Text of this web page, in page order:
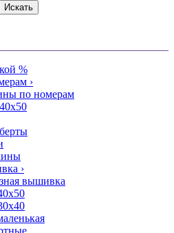
Искать
%
›
по номерам
›
вышивка